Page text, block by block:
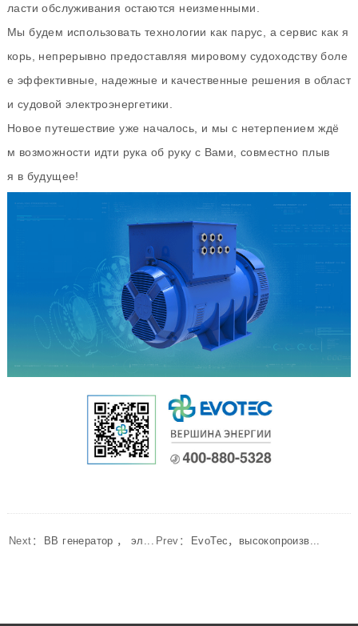
ласти обслуживания остаются неизменными.
Мы будем использовать технологии как парус, а сервис как я
корь, непрерывно предоставляя мировому судоходству боле
е эффективные, надежные и качественные решения в област
и судовой электроэнергетики.
Новое путешествие уже началось, и мы с нетерпением ждё
м возможности идти рука об руку с Вами, совместно плыв
я в будущее!
Next： ВВ генератор ， эл... Prev： EvoTec，высокопроизв...